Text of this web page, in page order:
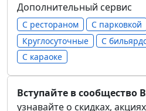
Дополнительный сервис
С рестораном С парковкой
Круглосуточные
С
С караоке
Вступайте в сообщество
узнавайте о скидках,